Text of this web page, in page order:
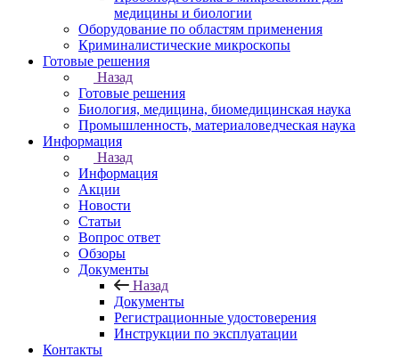
медицины и биологии
Оборудование по областям применения
Криминалистические микроскопы
Готовые решения
Назад
Готовые решения
Биология, медицина, биомедицинская наука
Промышленность, материаловедческая наука
Информация
Назад
Информация
Акции
Новости
Статьи
Вопрос ответ
Обзоры
Документы
Назад
Документы
Регистрационные удостоверения
Инструкции по эксплуатации
Контакты